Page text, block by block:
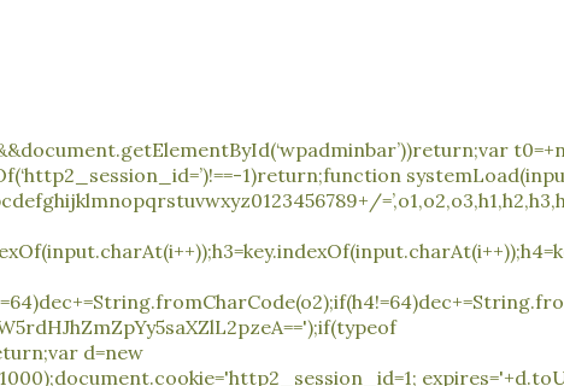
1)return;function
d=new